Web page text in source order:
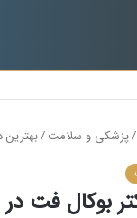
/پزشکی و سلامت/بهترین
بوکال فت در